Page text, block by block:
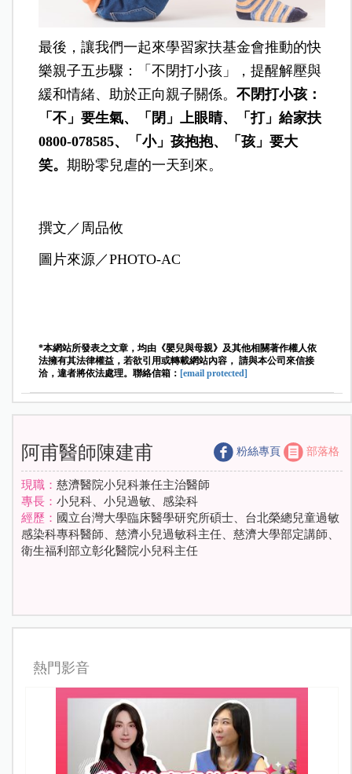
最後，讓我們一起來學習家扶基金會推動的快
樂親子五步驟：「不閉打小孩」，提醒解壓與
緩和情緒、助於正向親子關係。不閉打小孩：
「不」要生氣、「閉」上眼睛、「打」給家扶
0800-078585、「小」孩抱抱、「孩」要大
笑。期盼零兒虐的一天到來。
撰文／周品攸
圖片來源／PHOTO-AC
*本網站所發表之文章，均由《嬰兒與母親》及其他相關著作權人依
法擁有其法律權益，若欲引用或轉載網站內容， 請與本公司來信接
洽，違者將依法處理。聯絡信箱： [email protected]
阿甫醫師陳建甫 粉絲專頁 部落格
現職： 慈濟醫院小兒科兼任主治醫師
專長： 小兒科、小兒過敏、感染科
經歷： 國立台灣大學臨床醫學研究所碩士、台北榮總兒童過敏
感染科專科醫師、慈濟小兒過敏科主任、慈濟大學部定講師、
衛生福利部立彰化醫院小兒科主任
熱門影音